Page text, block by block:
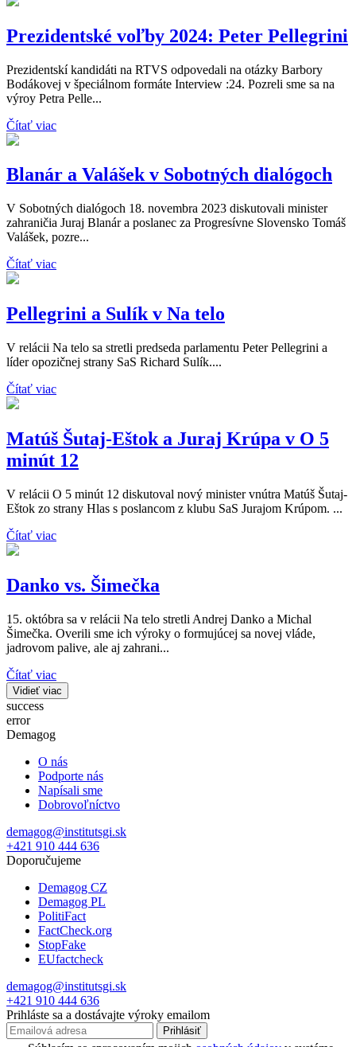
Prezidentské voľby 2024: Peter Pellegrini
Prezidentskí kandidáti na RTVS odpovedali na otázky Barbory
Bodákovej v špeciálnom formáte Interview :24. Pozreli sme sa na
výroy Petra Pelle...
Čítať viac
Blanár a Valášek v Sobotných dialógoch
V Sobotných dialógoch 18. novembra 2023 diskutovali minister
zahraničia Juraj Blanár a poslanec za Progresívne Slovensko Tomáš
Valášek, pozre...
Čítať viac
Pellegrini a Sulík v Na telo
V relácii Na telo sa stretli predseda parlamentu Peter Pellegrini a
líder opozičnej strany SaS Richard Sulík....
Čítať viac
Matúš Šutaj-Eštok a Juraj Krúpa v O 5
minút 12
V relácii O 5 minút 12 diskutoval nový minister vnútra Matúš Šutaj-
Eštok zo strany Hlas s poslancom z klubu SaS Jurajom Krúpom. ...
Čítať viac
Danko vs. Šimečka
15. októbra sa v relácii Na telo stretli Andrej Danko a Michal
Šimečka. Overili sme ich výroky o formujúcej sa novej vláde,
jadrovom palive, ale aj zahrani...
Čítať viac
Vidieť viac
success
error
Demagog
O nás
Podporte nás
Napísali sme
Dobrovoľníctvo
demagog@institutsgi.sk
+421 910 444 636
Doporučujeme
Demagog CZ
Demagog PL
PolitiFact
FactCheck.org
StopFake
EUfactcheck
demagog@institutsgi.sk
+421 910 444 636
Prihláste sa a dostávajte výroky emailom
Prihlásiť